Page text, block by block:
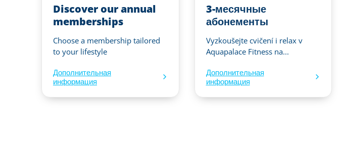
Discover our annual
memberships
Choose a membership tailored
to your lifestyle
Дополнительная
информация
3-месячные
абонементы
Vyzkoušejte cvičení i relax v
Aquapalace Fitness na...
Дополнительная
информация